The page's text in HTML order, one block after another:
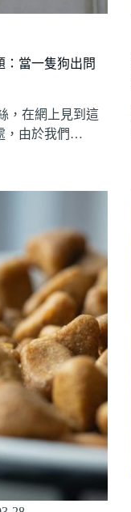
：當一隻狗出問
，在網上見到這
，由於我們…